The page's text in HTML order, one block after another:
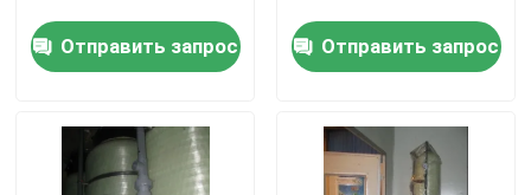
Случаи
промышленное оборудование очистки воды
Отправить запрос Отправить запрос